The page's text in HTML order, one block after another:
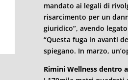
mandato ai legali di
risarcimento per un
giuridico”, avendo
“Questa fuga in avanti
spiegano. In marzo,
Rimini Wellness dentro